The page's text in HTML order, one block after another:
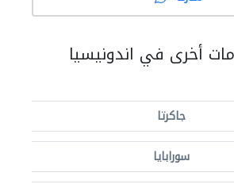
أخرى في اندونيسيا
جاكرتا
سورابايا